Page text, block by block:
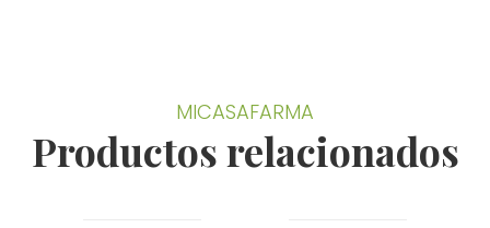
MICASAFARMA
Productos relacionados